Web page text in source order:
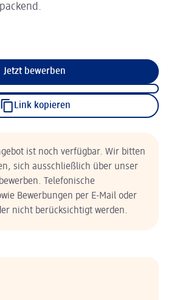
Jetzt bewerben
Link kopieren
ist noch verfügbar. Wir bitten
sich ausschließlich über unser
Telefonische
Bewerbungen per E-Mail oder
nicht berücksichtigt werden.